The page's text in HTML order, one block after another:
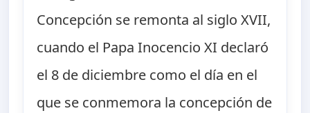
Concepción se remonta al siglo XVII,
cuando el Papa Inocencio XI declaró
el 8 de diciembre como el día en el
que se conmemora la concepción de